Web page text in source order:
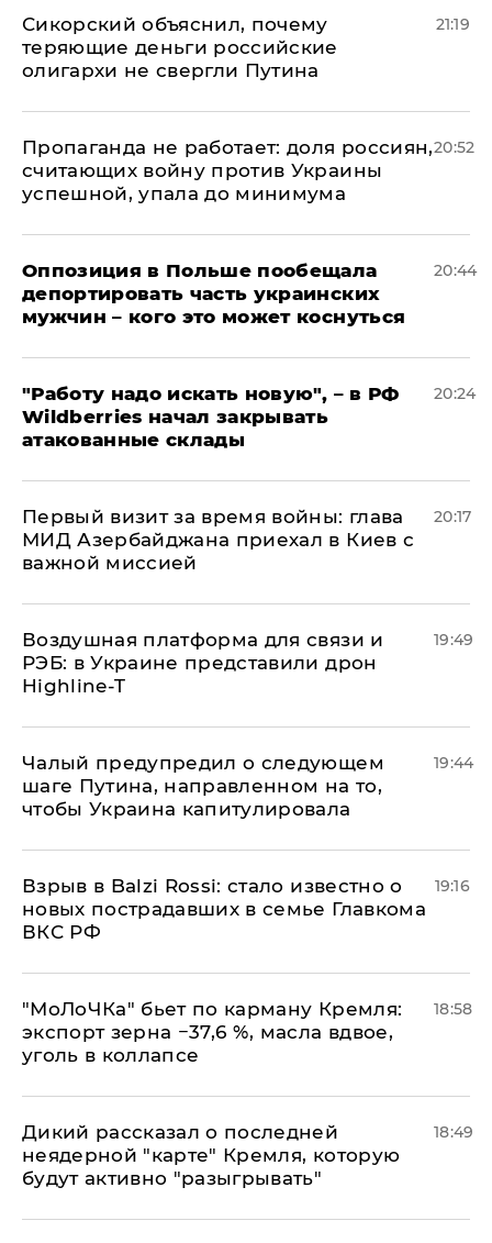
Сикорский объяснил, почему
теряющие деньги российские
олигархи не свергли Путина
21:19
​Пропаганда не работает: доля россиян,
считающих войну против Украины
успешной, упала до минимума
20:52
Оппозиция в Польше пообещала
депортировать часть украинских
мужчин – кого это может коснуться
20:44
"Работу надо искать новую", – в РФ
Wildberries начал закрывать
атакованные склады
20:24
Первый визит за время войны: глава
МИД Азербайджана приехал в Киев с
важной миссией
20:17
Воздушная платформа для связи и
РЭБ: в Украине представили дрон
Highline-T
19:49
Чалый предупредил о следующем
шаге Путина, направленном на то,
чтобы Украина капитулировала
19:44
Взрыв в Balzi Rossi: стало известно о
новых пострадавших в семье Главкома
ВКС РФ
19:16
​"МоЛоЧКа" бьет по карману Кремля:
экспорт зерна −37,6 %, масла вдвое,
уголь в коллапсе
18:58
Дикий рассказал о последней
неядерной "карте" Кремля, которую
будут активно "разыгрывать"
18:49